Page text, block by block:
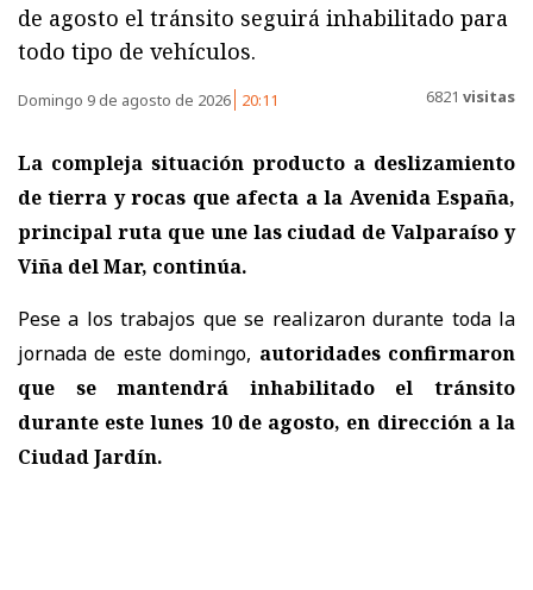
de agosto el tránsito seguirá inhabilitado para
todo tipo de vehículos.
Domingo 9 de agosto de 2026 20:11 6821 visitas
La compleja situación producto a deslizamiento
de tierra y rocas que afecta a la Avenida España,
principal ruta que une las ciudad de Valparaíso y
Viña del Mar, continúa.
Pese a los trabajos que se realizaron durante toda la
jornada de este domingo, autoridades confirmaron
que se mantendrá inhabilitado el tránsito
durante este lunes 10 de agosto, en dirección a la
Ciudad Jardín.